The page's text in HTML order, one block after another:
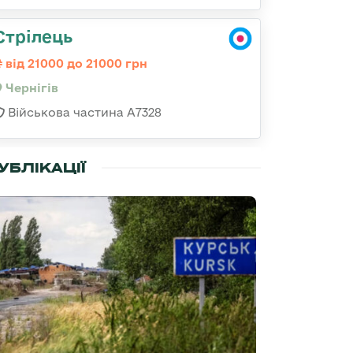
від 21000 до 21000 грн
Чернігів
Військова частина А7328